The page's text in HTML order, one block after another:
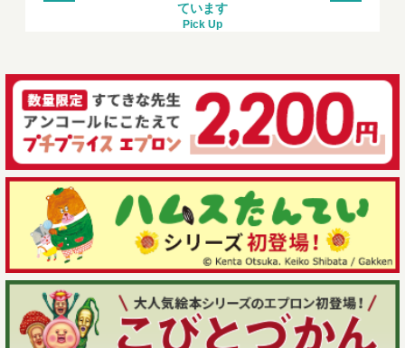
ています
Pick Up